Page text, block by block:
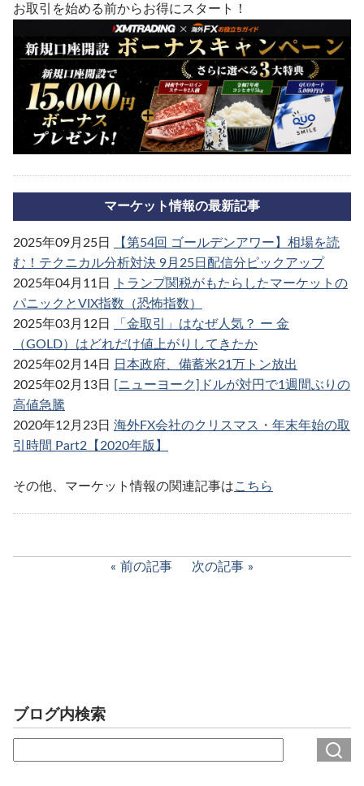
お取引を始める前からお得にスタート！
マーケット情報の最新記事
2025年09月25日
【第54回 ゴールデンアワー】相場を読
む！テクニカル分析対決 9月25日配信分ピックアップ
2025年04月11日
トランプ関税がもたらしたマーケットの
パニックとVIX指数（恐怖指数）
2025年03月12日
「金取引」はなぜ人気？ ー 金
（GOLD）はどれだけ値上がりしてきたか
2025年02月14日
日本政府、備蓄米21万トン放出
2025年02月13日
[ニューヨーク]ドルが対円で1週間ぶりの
高値急騰
2020年12月23日 海外FX会社のクリスマス・年末年始の取
引時間 Part2【2020年版】
その他、マーケット情報の関連記事はこちら
前の記事 次の記事
ブログ内検索